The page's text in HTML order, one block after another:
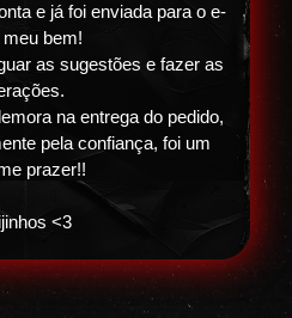
e já foi enviada para o e-
meu bem!
as sugestões e fazer as
na entrega do pedido,
pela confiança, foi um
prazer!!
<3